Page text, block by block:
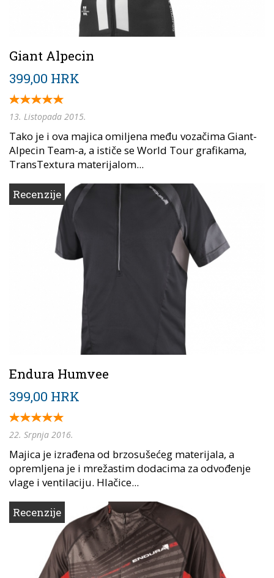
Giant Alpecin
399,00 HRK
13. Listopada 2015.
Tako je i ova majica omiljena među vozačima Giant-
Alpecin Team-a, a ističe se World Tour grafikama,
TransTextura materijalom...
Recenzije
Endura Humvee
399,00 HRK
22. Srpnja 2016.
Majica je izrađena od brzosušećeg materijala, a
opremljena je i mrežastim dodacima za odvođenje
vlage i ventilaciju. Hlačice...
Recenzije